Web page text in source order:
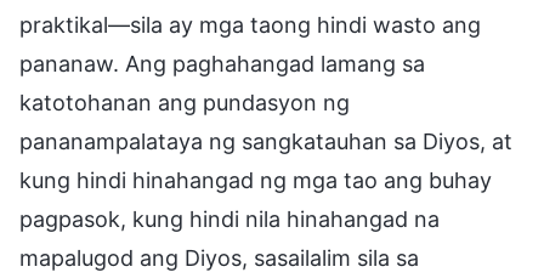
praktikal—sila ay mga taong hindi wasto ang
pananaw. Ang paghahangad lamang sa
katotohanan ang pundasyon ng
pananampalataya ng sangkatauhan sa Diyos, at
kung hindi hinahangad ng mga tao ang buhay
pagpasok, kung hindi nila hinahangad na
mapalugod ang Diyos, sasailalim sila sa